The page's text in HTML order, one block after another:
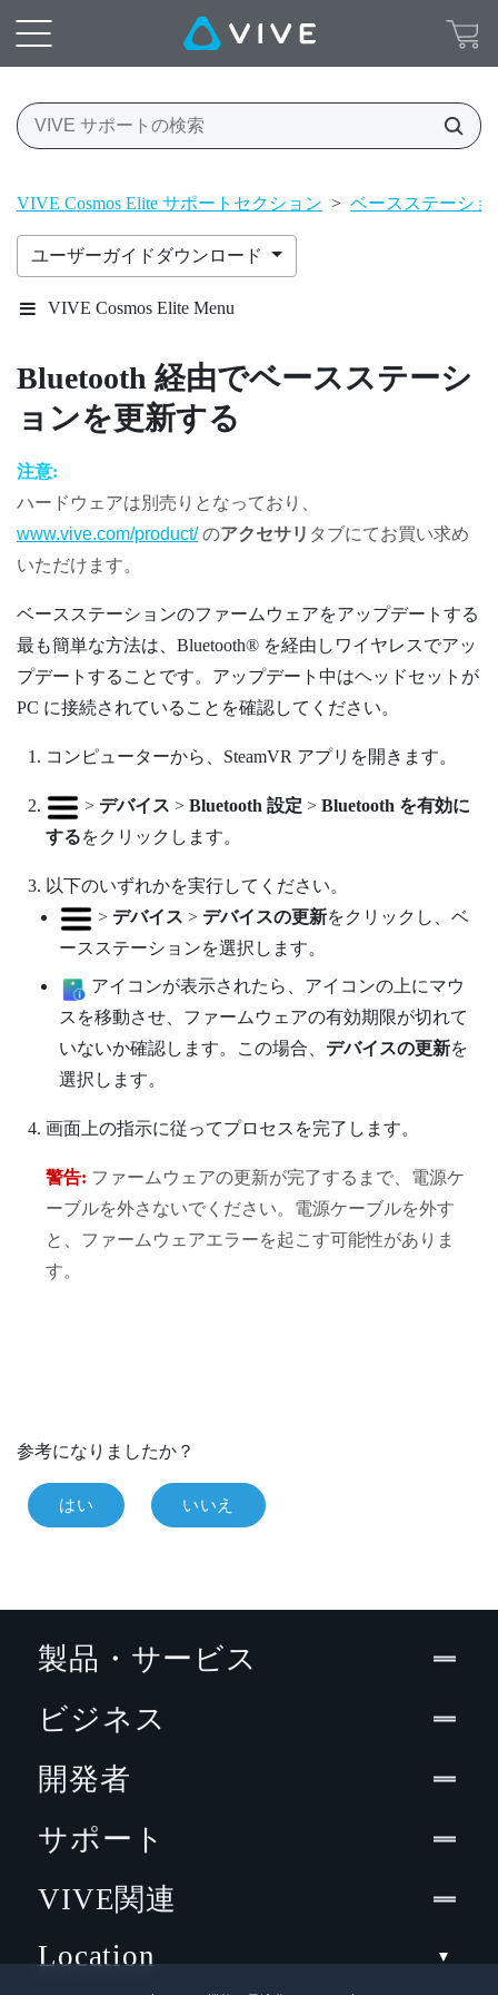
VIVE Cosmos Elite サポートセクション > ベースステーショ
ユーザーガイドダウンロード
VIVE Cosmos Elite Menu
Bluetooth 経由でベースステーシ
ョンを更新する
注意:
ハードウェアは別売りとなっており、
www.vive.com/product/のアクセサリ タブにてお買い求め
いただけます。
ベースステーションのファームウェアをアップデートする
最も簡単な方法は、 Bluetooth® を経由しワイヤレスでアッ
プデートすることです。アップデート中はヘッドセットが
PC に接続されていることを確認してください。
コンピューターから、 SteamVR アプリを開きます。
> デバイス > Bluetooth 設定 > Bluetooth を有効に
するをクリックします。
以下のいずれかを実行してください。
> デバイス > デバイスの更新をクリックし、ベ
ースステーションを選択します。
アイコンが表示されたら、アイコンの上にマウ
スを移動させ、ファームウェアの有効期限が切れて
いないか確認します。この場合、 デバイスの更新を
選択します。
画面上の指示に従ってプロセスを完了します。
警告: ファームウェアの更新が完了するまで、電源ケ
ーブルを外さないでください。電源ケーブルを外す
と、ファームウェアエラーを起こす可能性がありま
す。
参考になりましたか？
はい いいえ
製品・サービス
ビジネス
開発者
サポート
VIVE関連
Location